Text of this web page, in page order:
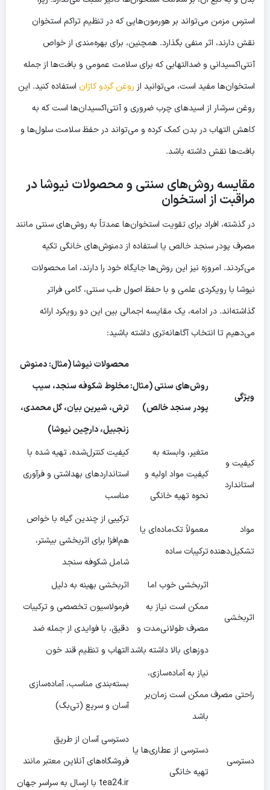
استرس مزمن می‌تواند بر هورمون‌هایی که در تنظیم تراکم استخوان
نقش دارند، اثر منفی بگذارد. همچنین، برای بهره‌مندی از خواص
آنتی‌اکسیدانی و ضدالتهابی که برای سلامت عمومی و بافت‌ها از جمله
استخوان‌ها مفید است، می‌توانید از روغن گردو کاژان استفاده کنید. این
روغن سرشار از اسیدهای چرب ضروری و آنتی‌اکسیدان‌ها است که به
کاهش التهاب در بدن کمک کرده و می‌تواند در حفظ سلامت سلول‌ها و
بافت‌ها نقش داشته باشد.
مقایسه روش‌های سنتی و محصولات نیوشا در
مراقبت از استخوان
در گذشته، افراد برای تقویت استخوان‌ها عمدتاً به روش‌های سنتی مانند
مصرف پودر سنجد خالص یا استفاده از دمنوش‌های خانگی تکیه
می‌کردند. امروزه نیز این روش‌ها جایگاه خود را دارند، اما محصولات
نیوشا با رویکردی علمی و با حفظ اصول طب سنتی، گامی فراتر
گذاشته‌اند. در ادامه، یک مقایسه اجمالی بین این دو رویکرد ارائه
می‌دهیم تا انتخاب آگاهانه‌تری داشته باشید:
ویژگی
روش‌های سنتی (مثال:
پودر سنجد خالص)
محصولات نیوشا (مثال: دمنوش
مخلوط شکوفه سنجد، سیب
ترش، شیرین بیان، گل محمدی،
زنجبیل، دارچین نیوشا)
کیفیت و
استاندارد
متغیر، وابسته به
کیفیت مواد اولیه و
نحوه تهیه خانگی
کیفیت کنترل‌شده، تهیه شده با
استانداردهای بهداشتی و فرآوری
مناسب
مواد
تشکیل‌دهنده
معمولاً تک‌ماده‌ای یا
ترکیبات ساده
ترکیبی از چندین گیاه با خواص
هم‌افزا برای اثربخشی بیشتر،
شامل شکوفه سنجد
اثربخشی
اثربخشی خوب اما
ممکن است نیاز به
مصرف طولانی‌مدت و
دوزهای بالا داشته باشد
اثربخشی بهینه به دلیل
فرمولاسیون تخصصی و ترکیبات
دقیق، با فوایدی از جمله ضد
التهاب و تنظیم قند خون
راحتی مصرف
نیاز به آماده‌سازی،
ممکن است زمان‌بر
باشد
بسته‌بندی مناسب، آماده‌سازی
آسان و سریع (تی‌بگ)
دسترسی
دسترسی از عطاری‌ها یا
تهیه خانگی
دسترسی آسان از طریق
فروشگاه‌های آنلاین معتبر مانند
tea24.ir با ارسال به سراسر جهان